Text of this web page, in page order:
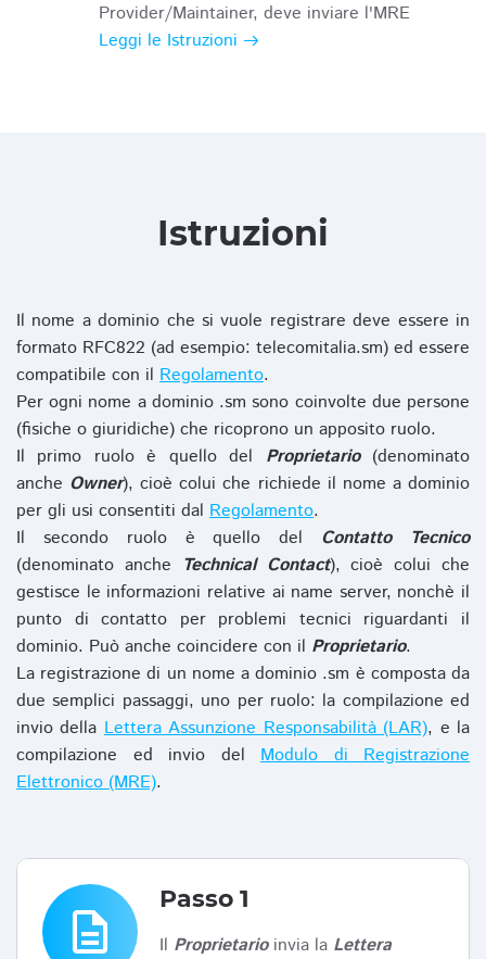
Provider/Maintainer, deve inviare l'MRE
Leggi le Istruzioni
Istruzioni
Il nome a dominio che si vuole registrare deve essere in
formato RFC822 (ad esempio: telecomitalia.sm) ed essere
compatibile con il Regolamento.
Per ogni nome a dominio .sm sono coinvolte due persone
(fisiche o giuridiche) che ricoprono un apposito ruolo.
Il primo ruolo è quello del Proprietario(denominato
anche Owner), cioè colui che richiede il nome a dominio
per gli usi consentiti dal Regolamento.
Il secondo ruolo è quello del Contatto Tecnico
(denominato anche Technical Contact), cioè colui che
gestisce le informazioni relative ai name server, nonchè il
punto di contatto per problemi tecnici riguardanti il
dominio. Può anche coincidere con il Proprietario.
La registrazione di un nome a dominio .sm è composta da
due semplici passaggi, uno per ruolo: la compilazione ed
invio dellaLettera Assunzione Responsabilità (LAR), e la
compilazione ed invio del Modulo di Registrazione
Elettronico (MRE).
description
Passo 1
Il Proprietarioinvia la Lettera